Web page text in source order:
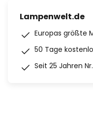
Lampenwelt.de
Europas größte
50 Tage
Seit 25 Jahren